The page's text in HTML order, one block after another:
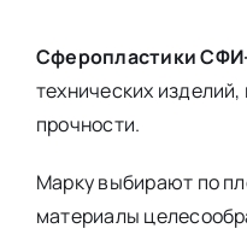
Сферопластики
технических
прочности.
Марку выбирают по
материалы